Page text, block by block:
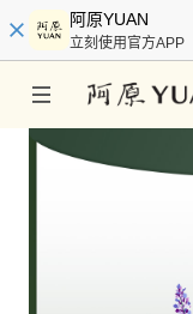
阿原YUAN
立刻使用官方APP